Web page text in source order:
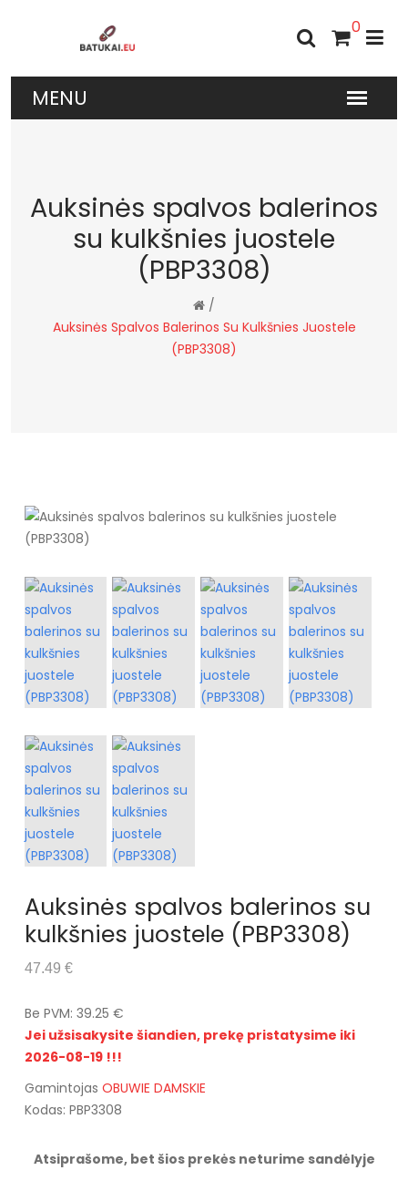
0
Auksinės spalvos balerinos
su kulkšnies juostele
(PBP3308)
/
Auksinės Spalvos Balerinos Su Kulkšnies Juostele
(PBP3308)
Auksinės spalvos balerinos su
kulkšnies juostele (PBP3308)
47.49 €
Be PVM: 39.25 €
Jei užsisakysite šiandien, prekę pristatysime iki
2026-08-19 !!!
Gamintojas OBUWIE DAMSKIE
Kodas: PBP3308
Atsiprašome, bet šios prekės neturime sandėlyje